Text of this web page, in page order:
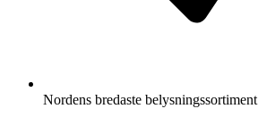
Nordens bredaste belysningssortiment